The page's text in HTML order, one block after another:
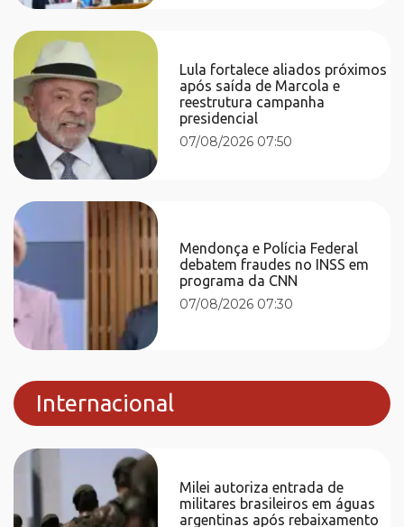
Lula fortalece aliados próximos
após saída de Marcola e
reestrutura campanha
presidencial
07/08/2026 07:50
Mendonça e Polícia Federal
debatem fraudes no INSS em
programa da CNN
07/08/2026 07:30
Internacional
Milei autoriza entrada de
militares brasileiros em águas
argentinas após rebaixamento